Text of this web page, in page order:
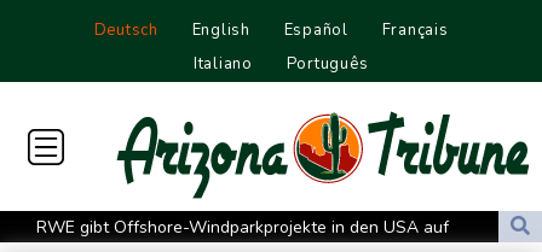
Deutsch English Español
Français
Italiano
Português
RWE gibt Offshore-Windparkprojekte in den USA auf